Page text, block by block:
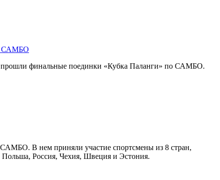
САМБО
финальные поединки «Кубка Паланги» по САМБО.
В нем приняли участие спортсмены из 8 стран,
Польша, Россия, Чехия, Швеция и Эстония.